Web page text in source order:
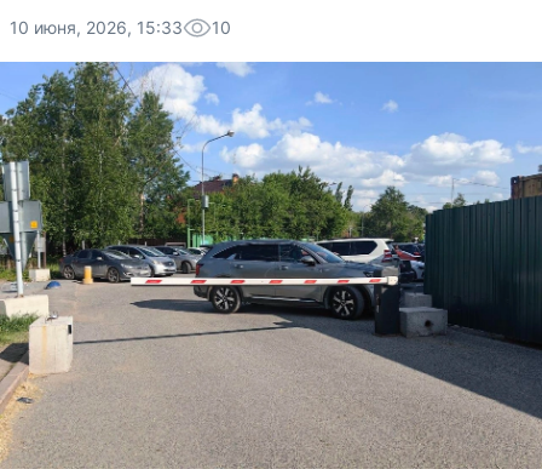
10 июня, 2026, 15:33 10